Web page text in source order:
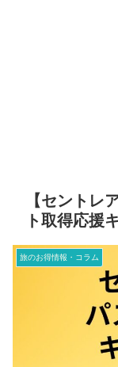
【セントレ
ト取得応援
旅のお得情報・コラム